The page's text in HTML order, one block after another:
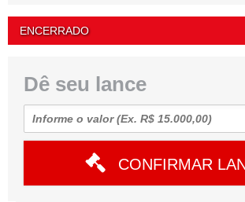
ENCERRADO
Dê seu lance
CONFIRMAR